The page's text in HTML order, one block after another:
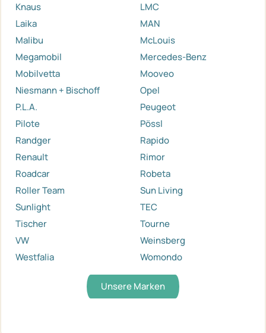
Knaus
LMC
Laika
MAN
Malibu
McLouis
Megamobil
Mercedes-Benz
Mobilvetta
Mooveo
Niesmann + Bischoff
Opel
P.L.A.
Peugeot
Pilote
Pössl
Randger
Rapido
Renault
Rimor
Roadcar
Robeta
Roller Team
Sun Living
Sunlight
TEC
Tischer
Tourne
VW
Weinsberg
Westfalia
Womondo
Unsere Marken